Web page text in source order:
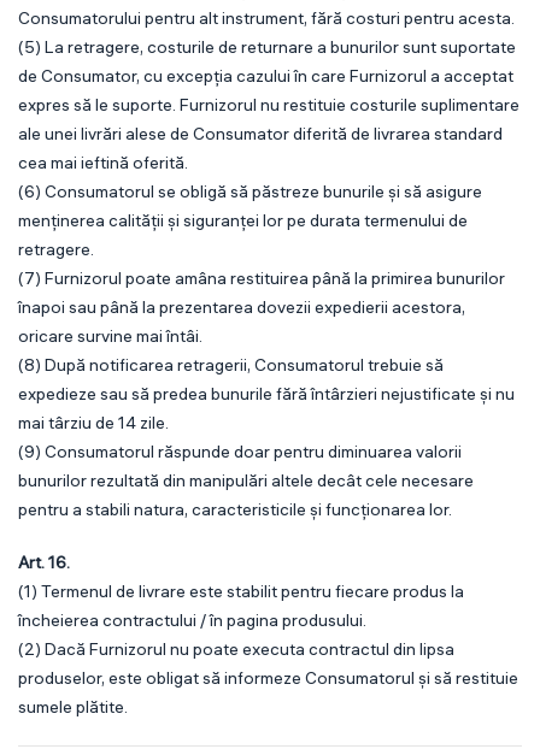
Consumatorului pentru alt instrument, fără costuri pentru acesta.
(5) La retragere, costurile de returnare a bunurilor sunt suportate
de Consumator, cu excepția cazului în care Furnizorul a acceptat
expres să le suporte. Furnizorul nu restituie costurile suplimentare
ale unei livrări alese de Consumator diferită de livrarea standard
cea mai ieftină oferită.
(6) Consumatorul se obligă să păstreze bunurile și să asigure
menținerea calității și siguranței lor pe durata termenului de
retragere.
(7) Furnizorul poate amâna restituirea până la primirea bunurilor
înapoi sau până la prezentarea dovezii expedierii acestora,
oricare survine mai întâi.
(8) După notificarea retragerii, Consumatorul trebuie să
expedieze sau să predea bunurile fără întârzieri nejustificate și nu
mai târziu de 14 zile.
(9) Consumatorul răspunde doar pentru diminuarea valorii
bunurilor rezultată din manipulări altele decât cele necesare
pentru a stabili natura, caracteristicile și funcționarea lor.
Art. 16.
(1) Termenul de livrare este stabilit pentru fiecare produs la
încheierea contractului / în pagina produsului.
(2) Dacă Furnizorul nu poate executa contractul din lipsa
produselor, este obligat să informeze Consumatorul și să restituie
sumele plătite.